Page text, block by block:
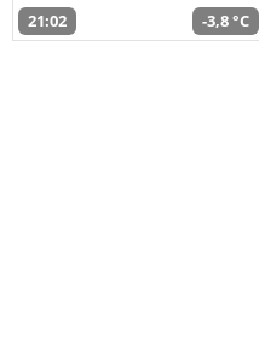
21:02 -3,8 °C